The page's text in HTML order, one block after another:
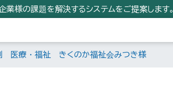
業様の課題を解決するシステムをご提案します。
医療・福祉 きくのか福祉会みつき様